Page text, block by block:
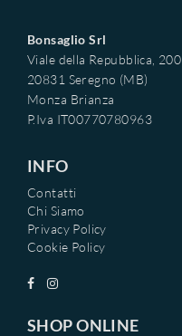
Bonsaglio Srl
Viale della Repubblica, 200
20831 Seregno (MB)
Monza Brianza
P.Iva IT00770780963
INFO
Contatti
Chi Siamo
Privacy Policy
Cookie Policy
SHOP ONLINE